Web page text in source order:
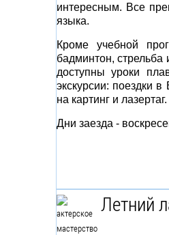
интересным. Все
языка.
Кроме учебной
бадминтон, стрельба
доступны уроки
экскурсии: поездки
на картинг и лазертаг.
Дни заезда -
Летний